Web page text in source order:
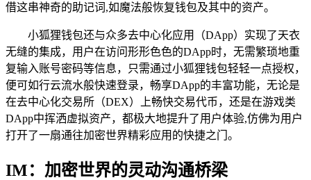
借这串神奇的助记词,如魔法般恢复钱包及其中的资产。
小狐狸钱包还与众多去中心化应用（DApp）实现了天衣
无缝的集成，用户在访问形形色色的DApp时，无需繁琐地重
复输入账号密码等信息，只需通过小狐狸钱包轻轻一点授权，
便可如行云流水般快速登录，畅享DApp的丰富功能，无论是
在去中心化交易所（DEX）上畅快交易代币，还是在游戏类
DApp中挥洒虚拟资产，都极大地提升了用户体验,仿佛为用户
打开了一扇通往加密世界精彩应用的快捷之门。
IM：加密世界的灵动沟通桥梁